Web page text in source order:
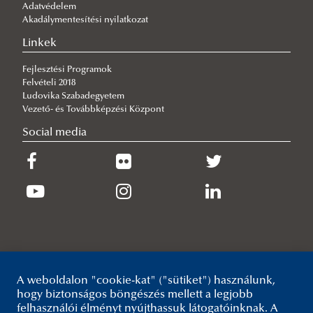
2026/06/29
munkáját
2026/06/29
Látogatás a védelmi és biztonsági ipari világkiállításon
2026/06/25
2026/06/23
Tisztjelöltek befogadása
Adatvédelem
Akadálymentesítési nyilatkozat
Linkek
Fejlesztési Programok
Felvételi 2018
Ludovika Szabadegyetem
Vezető- és Továbbképzési Központ
Social media
A weboldalon "cookie-kat" ("sütiket") használunk,
hogy biztonságos böngészés mellett a legjobb
felhasználói élményt nyújthassuk látogatóinknak. A